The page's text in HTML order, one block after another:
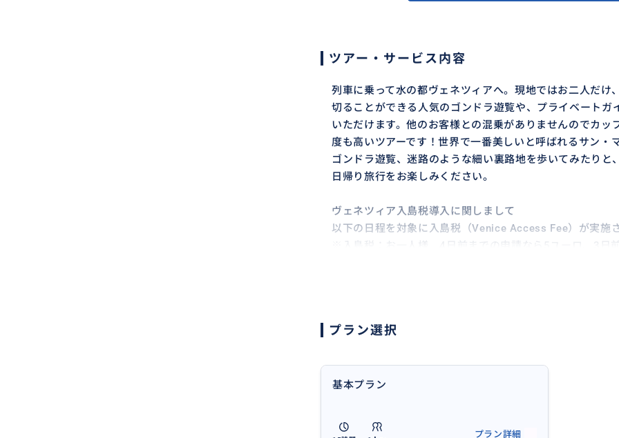
ツアー・サービス内容
列車に乗って水の都ヴェネツィアへ。現地ではお二人だけ
切ることができる人気のゴンドラ遊覧や、プライベートガ
いただけます。他のお客様との混乗がありませんのでカッ
度も高いツアーです！世界で一番美しいと呼ばれるサン・
ゴンドラ遊覧、迷路のような細い裏路地を歩いてみたりと
日帰り旅行をお楽しみください。
ヴェネツィア入島税導入に関しまして
以下の日程を対象に入島税（Venice Access Fee）が実施さ
対象日にご参加のお客様には、お申込み時に詳細をご案内
プラン選択
基本プラン
プラン詳細